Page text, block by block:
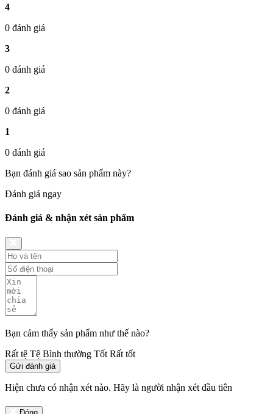
4
0 đánh giá
3
0 đánh giá
2
0 đánh giá
1
0 đánh giá
Bạn đánh giá sao sản phẩm này?
Đánh giá ngay
Đánh giá & nhận xét sản phẩm
Bạn cảm thấy sản phẩm như thế nào?
Rất tệ Tệ Bình thường Tốt Rất tốt
Gửi đánh giá
Hiện chưa có nhận xét nào. Hãy là người nhận xét đầu tiên